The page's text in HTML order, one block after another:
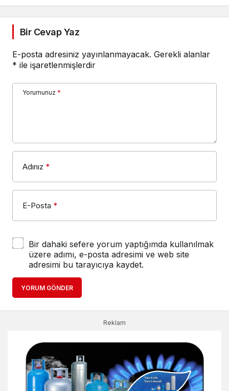
Bir Cevap Yaz
E-posta adresiniz yayınlanmayacak. Gerekli alanlar
* ile işaretlenmişlerdir
Yorumunuz *
Adınız *
E-Posta *
Bir dahaki sefere yorum yaptığımda kullanılmak
üzere adımı, e-posta adresimi ve web site
adresimi bu tarayıcıya kaydet.
YORUM GÖNDER
Reklam